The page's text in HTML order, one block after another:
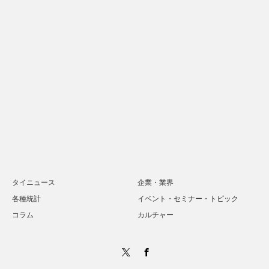
タイニュース
企業・業界
各種統計
イベント・セミナー・トピック
コラム
カルチャー